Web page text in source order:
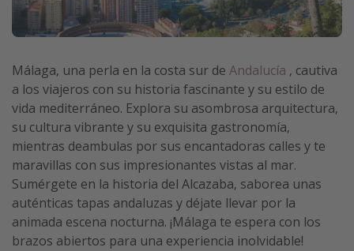
Hoteles más hot de España
Guía de equipaje de mano
Parques de atracciones
Viaja con musicales
El Rey León el musical
Harry Potter en Londres y otros destinos
Eventos deportivos
Málaga, una perla en la costa sur de Andalucía , cautiva
a los viajeros con su historia fascinante y su estilo de
vida mediterráneo. Explora su asombrosa arquitectura,
su cultura vibrante y su exquisita gastronomía,
mientras deambulas por sus encantadoras calles y te
maravillas con sus impresionantes vistas al mar.
Sumérgete en la historia del Alcazaba, saborea unas
auténticas tapas andaluzas y déjate llevar por la
animada escena nocturna. ¡Málaga te espera con los
brazos abiertos para una experiencia inolvidable!